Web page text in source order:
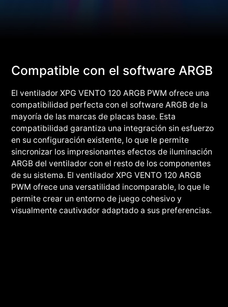
Compatible con el software ARGB
El ventilador XPG VENTO 120 ARGB PWM ofrece una
compatibilidad perfecta con el software ARGB de la
mayoría de las marcas de placas base. Esta
compatibilidad garantiza una integración sin esfuerzo
en su configuración existente, lo que le permite
sincronizar los impresionantes efectos de iluminación
ARGB del ventilador con el resto de los componentes
de su sistema. El ventilador XPG VENTO 120 ARGB
PWM ofrece una versatilidad incomparable, lo que le
permite crear un entorno de juego cohesivo y
visualmente cautivador adaptado a sus preferencias.